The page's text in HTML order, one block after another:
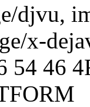
djvu,
x-
54 46